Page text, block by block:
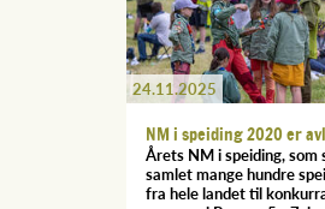
24.11.2025
NM i speiding 2020 er
Årets NM i speiding, som
samlet mange hundre
fra hele landet til